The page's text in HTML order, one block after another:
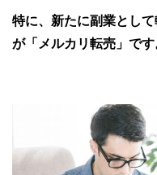
特に、新たに副業とし
が「メルカリ転売」です